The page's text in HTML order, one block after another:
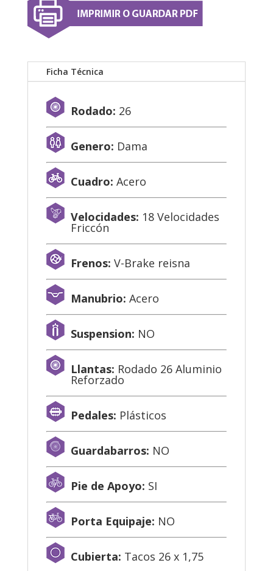
Ficha Técnica
Rodado: 26
Genero: Dama
Cuadro: Acero
Velocidades: 18 Velocidades
Friccón
Frenos: V-Brake reisna
Manubrio: Acero
Suspension: NO
Llantas: Rodado 26 Aluminio
Reforzado
Pedales: Plásticos
Guardabarros: NO
Pie de Apoyo: SI
Porta Equipaje: NO
Cubierta: Tacos 26 x 1,75